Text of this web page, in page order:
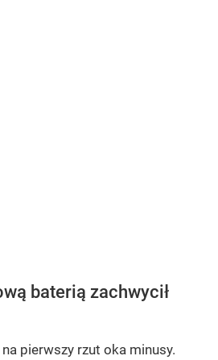
baterią zachwycił
pierwszy rzut oka minusy.